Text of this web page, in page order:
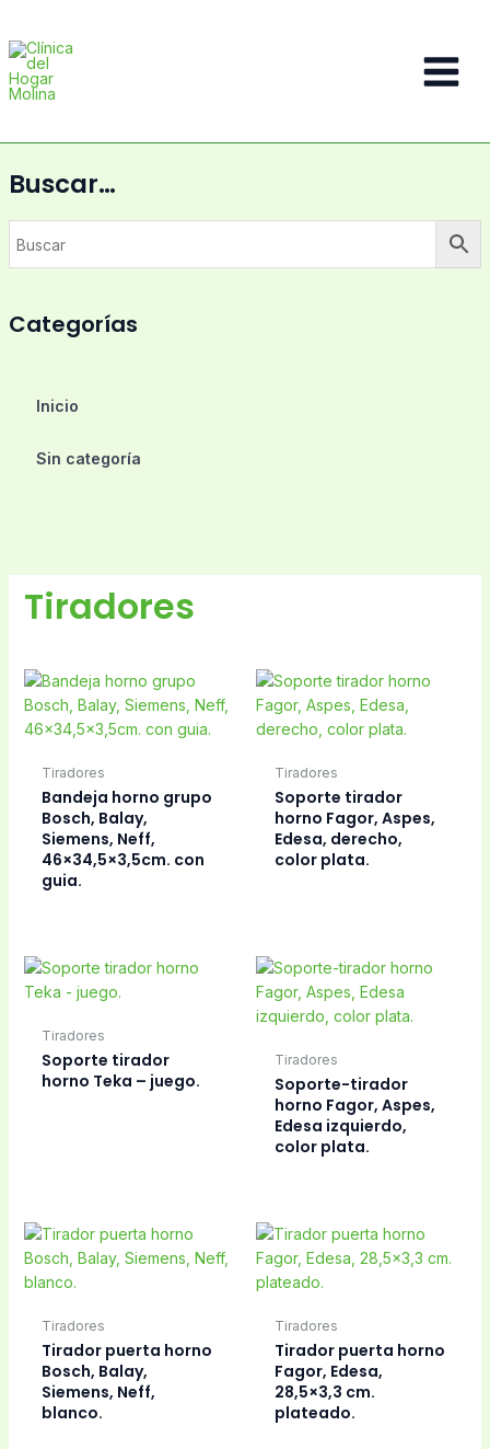
contenido
Main
Buscar…
Categorías
Inicio
Sin categoría
Tiradores
Tiradores
Bandeja horno grupo
Bosch, Balay,
Siemens, Neff,
46×34,5×3,5cm. con
guia.
Tiradores
Soporte tirador
horno Fagor, Aspes,
Edesa, derecho,
color plata.
Tiradores
Soporte tirador
horno Teka – juego.
Tiradores
Soporte-tirador
horno Fagor, Aspes,
Edesa izquierdo,
color plata.
Tiradores
Tirador puerta horno
Bosch, Balay,
Siemens, Neff,
blanco.
Tiradores
Tirador puerta horno
Fagor, Edesa,
28,5×3,3 cm.
plateado.